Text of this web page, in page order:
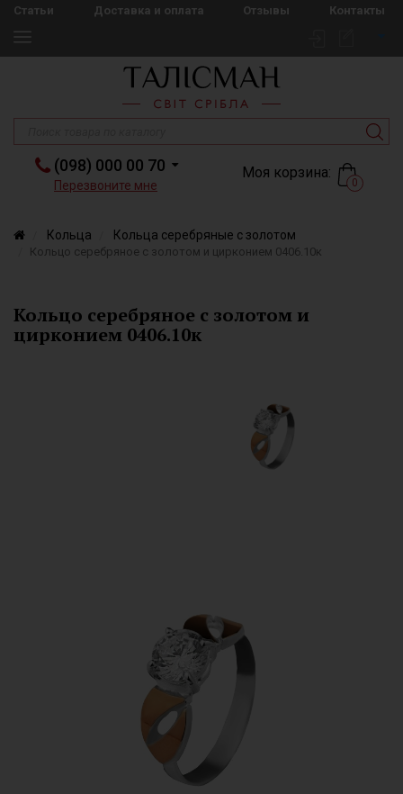
Статьи Доставка и оплата Отзывы Контакты
(098) 000 00 70
Перезвоните мне
Моя корзина:
0
Кольца Кольца серебряные с золотом
Кольцо серебряное с золотом и цирконием 0406.10к
Кольцо серебряное с золотом и
цирконием 0406.10к